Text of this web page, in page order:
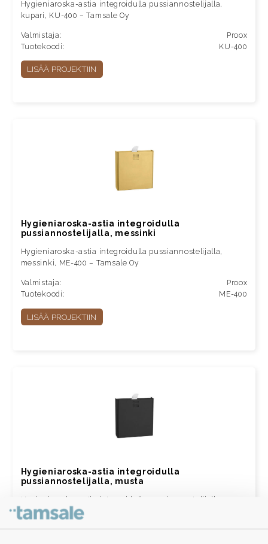
Hygieniaroska-astia integroidulla pussiannostelijalla,
kupari, KU-400 – Tamsale Oy
Valmistaja:
Proox
Tuotekoodi:
KU-400
LISÄÄ PROJEKTIIN
Hygieniaroska-astia integroidulla
pussiannostelijalla, messinki
Hygieniaroska-astia integroidulla pussiannostelijalla,
messinki, ME-400 – Tamsale Oy
Valmistaja:
Proox
Tuotekoodi:
ME-400
LISÄÄ PROJEKTIIN
Hygieniaroska-astia integroidulla
pussiannostelijalla, musta
Hygieniaroska-astia integroidulla pussiannostelijalla,
musta, DP-400 – Tamsale Oy